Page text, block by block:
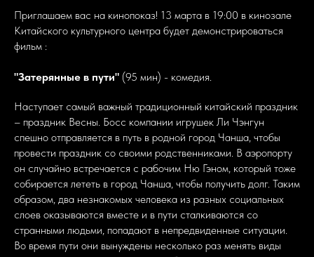
Приглашаем вас на кинопоказ! 13 марта в 19:00 в кинозале
Китайского культурного центра будет демонстрироваться
фильм :
"Затерянные в пути" (95 мин) - комедия.
Наступает самый важный традиционный китайский праздник
– праздник Весны. Босс компании игрушек Ли Чэнгун
спешно отправляется в путь в родной город Чанша, чтобы
провести праздник со своими родственниками. В аэропорту
он случайно встречается с рабочим Ню Гэном, который тоже
собирается лететь в город Чанша, чтобы получить долг. Таким
образом, два незнакомых человека из разных социальных
слоев оказываются вместе и в пути сталкиваются со
странными людьми, попадают в непредвиденные ситуации.
Во время пути они вынуждены несколько раз менять виды